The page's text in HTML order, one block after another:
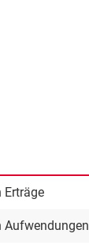
Erträge
Aufwendungen